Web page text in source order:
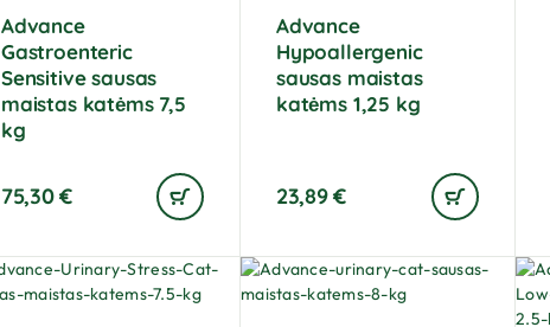
Advance
Gastroenteric
Sensitive sausas
maistas katėms 7,5
kg
75,30€
Advance
Hypoallergenic
sausas maistas
katėms 1,25 kg
23,89€